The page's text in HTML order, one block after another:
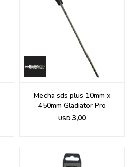
Mecha sds plus 10mm x
450mm Gladiator Pro
USD 3,00